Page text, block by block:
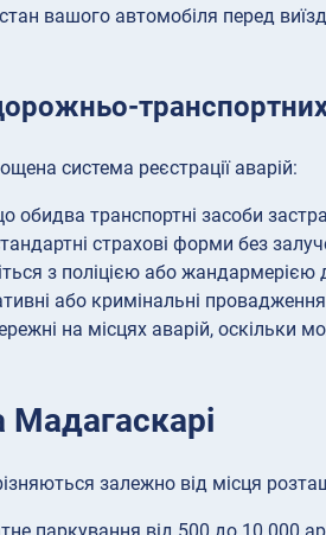
стан вашого автомобіля перед
система реєстрації аварій:
обидва транспортні засоби
страхові форми без
з поліцією або
або кримінальні провадження
на місцях аварій, оскільки
залежно від місця